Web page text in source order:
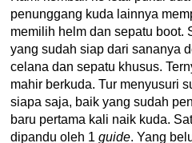
penunggang kuda lainnya
memilih helm dan sepatu boot.
yang sudah siap dari sananya
celana dan sepatu khusus.
mahir berkuda. Tur menyusuri
siapa saja, baik yang sudah
baru pertama kali naik kuda.
dipandu oleh 1guide. Yang